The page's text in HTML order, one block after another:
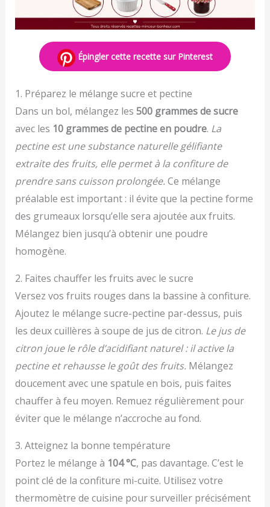
Épingler cette recette sur Pinterest
1. Préparez le mélange sucre et pectine
Dans un bol, mélangez les 500 grammes de sucre
avec les 10 grammes de pectine en poudre. La
pectine est une substance naturelle gélifiante
extraite des fruits, elle permet à la confiture de
prendre sans cuisson prolongée. Ce mélange
préalable est important : il évite que la pectine forme
des grumeaux lorsqu’elle sera ajoutée aux fruits.
Mélangez bien jusqu’à obtenir une poudre
homogène.
2. Faites chauffer les fruits avec le sucre
Versez vos fruits rouges dans la bassine à confiture.
Ajoutez le mélange sucre-pectine par-dessus, puis
les deux cuillères à soupe de jus de citron. Le jus de
citron joue le rôle d’acidifiant naturel : il active la
pectine et rehausse le goût des fruits. Mélangez
doucement avec une spatule en bois, puis faites
chauffer à feu moyen. Remuez régulièrement pour
éviter que le mélange n’accroche au fond.
3. Atteignez la bonne température
Portez le mélange à 104 °C, pas davantage. C’est le
point clé de la confiture mi-cuite. Utilisez votre
thermomètre de cuisine pour surveiller précisément